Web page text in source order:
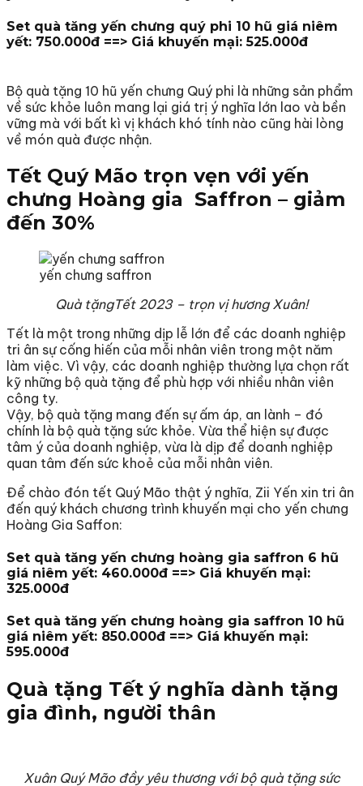
Set quà tăng yến chưng quý phi 10 hũ giá niêm
yết: 750.000đ ==> Giá khuyến mại: 525.000đ
Bộ quà tặng 10 hũ yến chưng Quý phi là những sản phẩm
về sức khỏe luôn mang lại giá trị ý nghĩa lớn lao và bền
vững mà với bất kì vị khách khó tính nào cũng hài lòng
về món quà được nhận.
Tết Quý Mão trọn vẹn với yến
chưng Hoàng gia Saffron – giảm
đến 30%
yến chưng saffron
Quà tặngTết 2023 – trọn vị hương Xuân!
Tết là một trong những dịp lễ lớn để các doanh nghiệp
tri ân sự cống hiến của mỗi nhân viên trong một năm
làm việc. Vì vậy, các doanh nghiệp thường lựa chọn rất
kỹ những bộ quà tặng để phù hợp với nhiều nhân viên
công ty.
Vậy, bộ quà tặng mang đến sự ấm áp, an lành – đó
chính là bộ quà tặng sức khỏe. Vừa thể hiện sự được
tâm ý của doanh nghiệp, vừa là dịp để doanh nghiệp
quan tâm đến sức khoẻ của mỗi nhân viên.
Để chào đón tết Quý Mão thật ý nghĩa, Zii Yến xin tri ân
đến quý khách chương trình khuyến mại cho yến chưng
Hoàng Gia Saffon:
Set quà tăng yến chưng hoàng gia saffron 6 hũ
giá niêm yết: 460.000đ ==> Giá khuyến mại:
325.000đ
Set quà tăng yến chưng hoàng gia saffron 10 hũ
giá niêm yết: 850.000đ ==> Giá khuyến mại:
595.000đ
Quà tặng Tết ý nghĩa dành tặng
gia đình, người thân
Xuân Quý Mão đầy yêu thương với bộ quà tặng sức